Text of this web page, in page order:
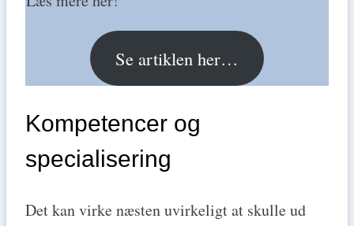
Se artiklen her…
Kompetencer og
specialisering
Det kan virke næsten uvirkeligt at skulle ud